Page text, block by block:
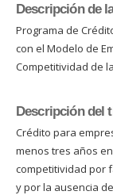
Descripción de
Programa de
con el Modelo de
Competitividad de
Descripción del
Crédito para
menos tres años
competitividad por
y por la ausencia